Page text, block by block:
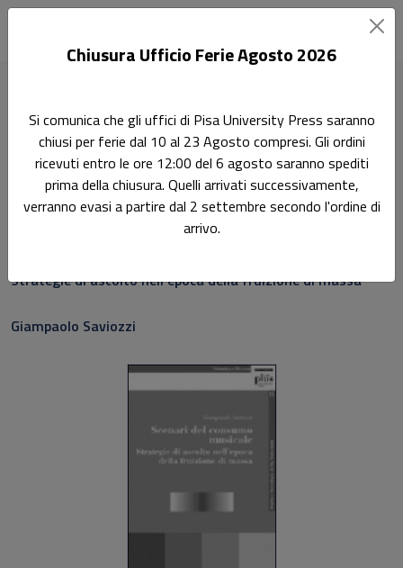
Scenari del consumo musicale
Ricerca
Scenari del consumo
Strategie di ascolto nell'epoca della fruizione di massa
Giampaolo Saviozzi
Chiusura Ufficio Ferie Agosto 2026
Si comunica che gli uffici di Pisa University Press saranno
chiusi per ferie dal 10 al 23 Agosto compresi. Gli ordini
ricevuti entro le ore 12:00 del 6 agosto saranno spediti
prima della chiusura. Quelli arrivati successivamente,
verranno evasi a partire dal 2 settembre secondo l'ordine di
arrivo.